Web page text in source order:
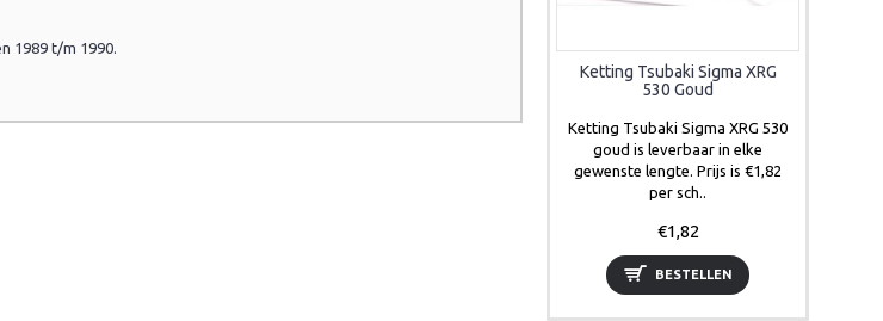
Ketting Tsubaki Sigma XRG
530 Goud
Ketting Tsubaki Sigma XRG 530
goud is leverbaar in elke
gewenste lengte. Prijs is €1,82
per sch..
€1,82
BESTELLEN
1989 t/m 1990.